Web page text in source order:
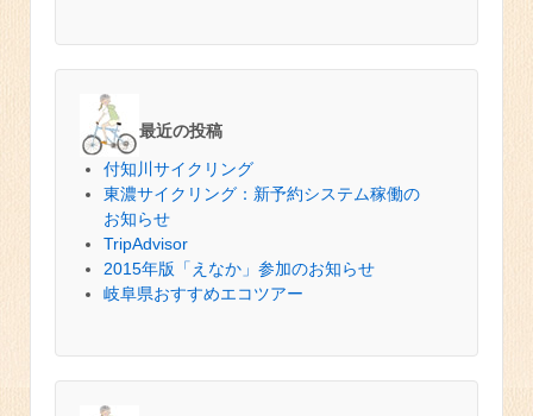
最近の投稿
付知川サイクリング
東濃サイクリング：新予約システム稼働の
お知らせ
TripAdvisor
2015年版「えなか」参加のお知らせ
岐阜県おすすめエコツアー